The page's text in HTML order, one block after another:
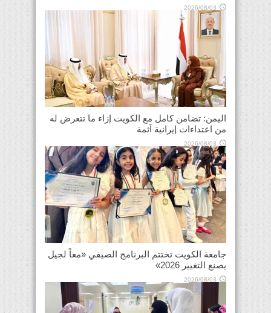
2026/08/03
اليمن: تضامن كامل مع الكويت إزاء ما تتعرض له
من اعتداءات إيرانية آثمة
2026/08/03
جامعة الكويت تختتم البرنامج الصيفي «معاً لجيل
يصنع التغيير 2026»
2026/08/03